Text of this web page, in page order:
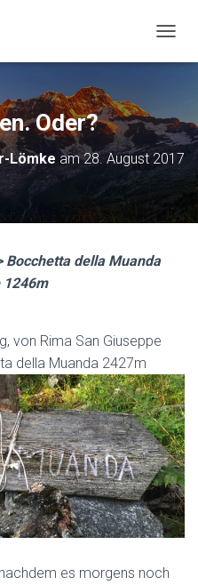
Oder?
Lömke am28. August 2017
Bocchetta della Muanda
1246m
von Rima San Giuseppe
della Muanda 2427m
es morgens noch